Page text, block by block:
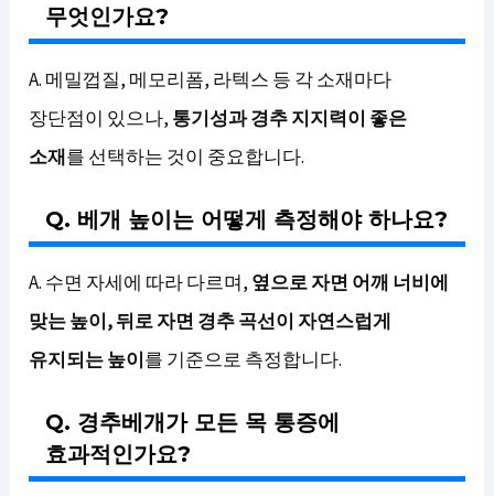
무엇인가요?
A. 메밀껍질, 메모리폼, 라텍스 등 각 소재마다
장단점이 있으나, 통기성과 경추 지지력이 좋은
소재를 선택하는 것이 중요합니다.
Q. 베개 높이는 어떻게 측정해야 하나요?
A. 수면 자세에 따라 다르며, 옆으로 자면 어깨 너비에
맞는 높이, 뒤로 자면 경추 곡선이 자연스럽게
유지되는 높이를 기준으로 측정합니다.
Q. 경추베개가 모든 목 통증에
효과적인가요?